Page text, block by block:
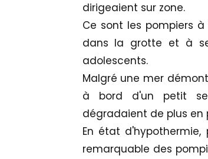
dirigeaient sur zone.
Ce sont les pompiers
dans la grotte et à
adolescents.
Malgré une mer
à bord d'un petit
dégradaient de plus en
En état
remarquable des